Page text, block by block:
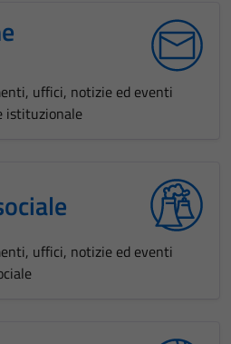
uffici, notizie ed eventi
istituzionale
uffici, notizie ed eventi